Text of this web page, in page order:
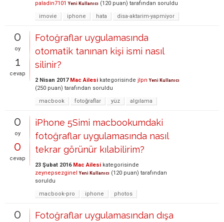
paladin7101 Yeni Kullanıcı (120 puan) tarafından soruldu
imovie
iphone hata disa-aktarim-yapmiyor
0
oy
1
cevap
Fotoğraflar uygulamasında
otomatik tanınan kişi ismi nasıl
silinir?
2 Nisan 2017 Mac Ailesi kategorisinde jlpn Yeni Kullanıcı
(250 puan) tarafından soruldu
macbook
fotoğraflar yüz algılama
0
oy
0
cevap
iPhone 5Simi macbookumdaki
fotoğraflar uygulamasında nasıl
tekrar görünür kılabilirim?
23 Şubat 2016 Mac Ailesi kategorisinde
zeynepsezginel Yeni Kullanıcı (120 puan) tarafından
soruldu
macbook-pro
iphone photos
0
Fotoğraflar uygulamasından dışa